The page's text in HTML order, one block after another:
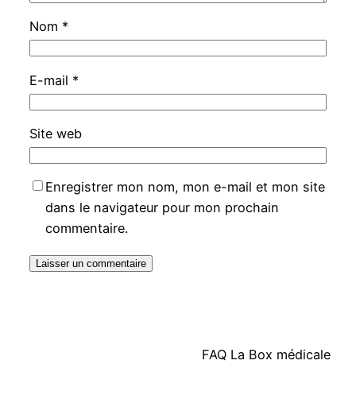
Nom *
E-mail *
Site web
Enregistrer mon nom, mon e-mail et mon site
dans le navigateur pour mon prochain
commentaire.
FAQ La Box médicale